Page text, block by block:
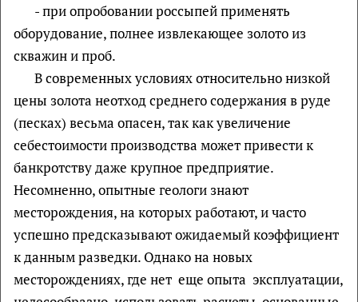
- при опробовании россыпей применять
оборудование, полнее извлекающее золото из
скважин и проб.
В современных условиях относительно низкой
цены золота неотход среднего содержания в руде
(песках) весьма опасен, так как увеличение
себестоимости производства может привести к
банкротству даже крупное предприятие.
Несомненно, опытные геологи знают
месторождения, на которых работают, и часто
успешно предсказывают ожидаемый коэффициент
к данным разведки. Однако на новых
месторождениях, где нет еще опыта эксплуатации,